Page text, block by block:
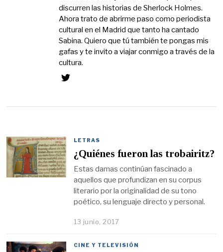
discurren las historias de Sherlock Holmes.
Ahora trato de abrirme paso como periodista
cultural en el Madrid que tanto ha cantado
Sabina. Quiero que tú también te pongas mis
gafas y te invito a viajar conmigo a través de la
cultura.
LETRAS
¿Quiénes fueron las trobairitz?
Estas damas continúan fascinado a
aquellos que profundizan en su corpus
literario por la originalidad de su tono
poético, su lenguaje directo y personal.
13 junio, 2017
CINE Y TELEVISIÓN